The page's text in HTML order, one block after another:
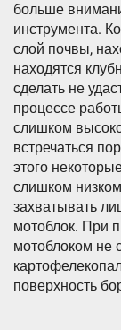
больше
инструмента.
слой почвы,
находятся
сделать не
процессе
слишком
встречаться
этого
слишком
захватывать
мотоблок. При
мотоблоком не
поверхность